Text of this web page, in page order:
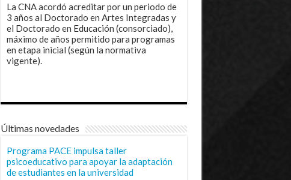
La CNA acordó acreditar por un periodo de
3 años al Doctorado en Artes Integradas y
el Doctorado en Educación (consorciado),
máximo de años permitido para programas
en etapa inicial (según la normativa
vigente).
Últimas novedades
Programa PACE impulsa taller
psicoeducativo para apoyar la adaptación
de estudiantes en la universidad